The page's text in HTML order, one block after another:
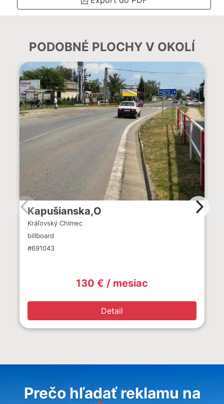
PODOBNÉ PLOCHY V OKOLÍ
Kapušianska,O
Kráľovský Chlmec
billboard
#691043
130 € / mesiac
Detail
Prečo hľadať reklamu na